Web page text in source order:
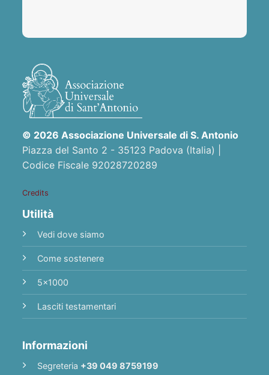
© 2026 Associazione Universale di S. Antonio
Piazza del Santo 2 - 35123 Padova (Italia) |
Codice Fiscale 92028720289
Credits
Utilità
Vedi dove siamo
Come sostenere
5x1000
Lasciti testamentari
Informazioni
Segreteria +39 049 8759199